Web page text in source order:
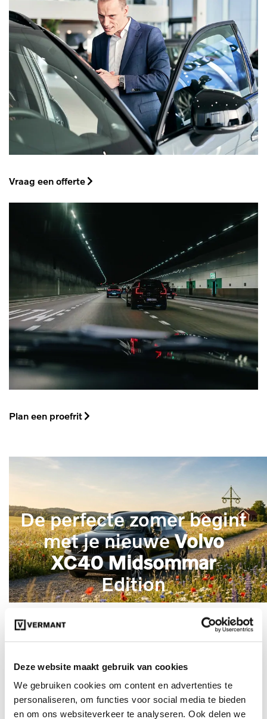
Deze website maakt gebruik van cookies
We gebruiken cookies om content en advertenties te
personaliseren, om functies voor social media te bieden
en om ons websiteverkeer te analyseren. Ook delen we
Vraag een offerte
Plan een proefrit
De perfecte zomer begint
met je nieuweVolvo
XC40 Midsommar
Edition
Ontdek uw extra voordeel